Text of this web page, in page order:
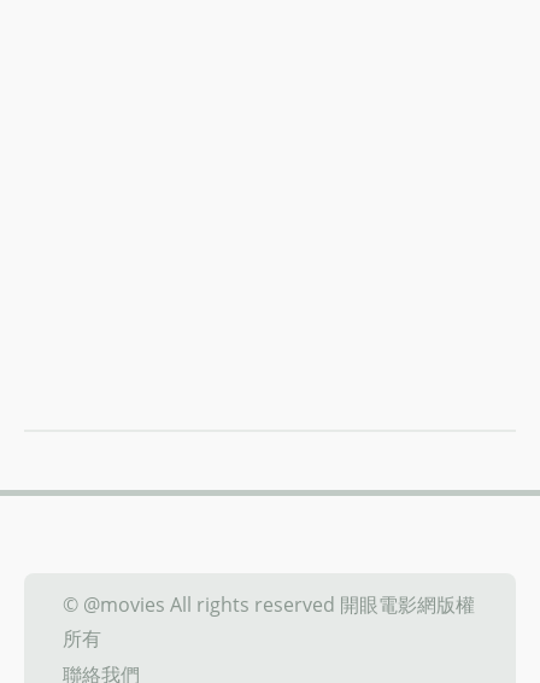
© @movies All rights reserved 開眼電影網版權
所有
聯絡我們